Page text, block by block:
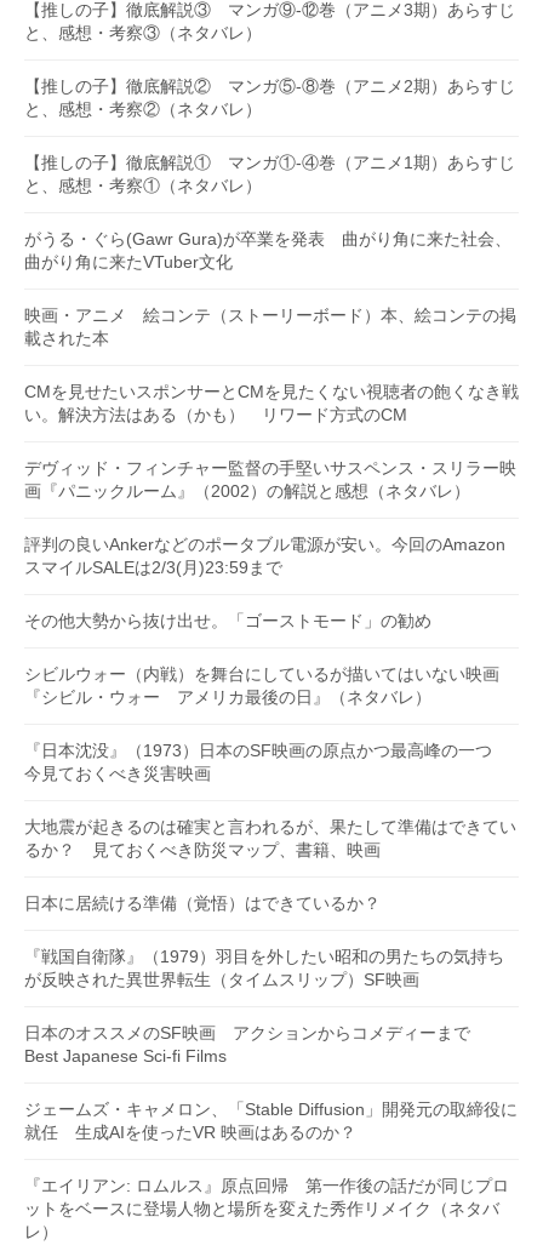
【推しの子】徹底解説③ マンガ⑨-⑫巻（アニメ3期）あらすじ
と、感想・考察③（ネタバレ）
【推しの子】徹底解説② マンガ⑤-⑧巻（アニメ2期）あらすじ
と、感想・考察②（ネタバレ）
【推しの子】徹底解説① マンガ①-④巻（アニメ1期）あらすじ
と、感想・考察①（ネタバレ）
がうる・ぐら(Gawr Gura)が卒業を発表 曲がり角に来た社会、
曲がり角に来たVTuber文化
映画・アニメ 絵コンテ（ストーリーボード）本、絵コンテの掲
載された本
CMを見せたいスポンサーとCMを見たくない視聴者の飽くなき戦
い。解決方法はある（かも） リワード方式のCM
デヴィッド・フィンチャー監督の手堅いサスペンス・スリラー映
画『パニックルーム』（2002）の解説と感想（ネタバレ）
評判の良いAnkerなどのポータブル電源が安い。今回のAmazon
スマイルSALEは2/3(月)23:59まで
その他大勢から抜け出せ。「ゴーストモード」の勧め
シビルウォー（内戦）を舞台にしているが描いてはいない映画
『シビル・ウォー アメリカ最後の日』（ネタバレ）
『日本沈没』（1973）日本のSF映画の原点かつ最高峰の一つ
今見ておくべき災害映画
大地震が起きるのは確実と言われるが、果たして準備はできてい
るか？ 見ておくべき防災マップ、書籍、映画
日本に居続ける準備（覚悟）はできているか？
『戦国自衛隊』（1979）羽目を外したい昭和の男たちの気持ち
が反映された異世界転生（タイムスリップ）SF映画
日本のオススメのSF映画 アクションからコメディーまで
Best Japanese Sci-fi Films
ジェームズ・キャメロン、「Stable Diffusion」開発元の取締役に
就任 生成AIを使ったVR 映画はあるのか？
『エイリアン: ロムルス』原点回帰 第一作後の話だが同じプロ
ットをベースに登場人物と場所を変えた秀作リメイク（ネタバ
レ）